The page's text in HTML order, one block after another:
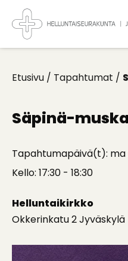
Takaisin
ylös
Koti
Etusivu / Tapahtumat /
Säpinä-
Tapahtumapäivä(t): ma
Kello: 17:30 - 18:30
Helluntaikirkko
Okkerinkatu 2 Jyväskylä